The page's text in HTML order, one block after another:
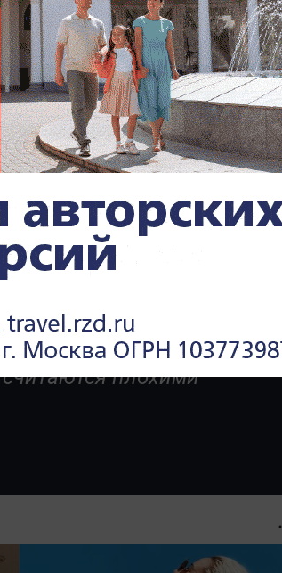
блогеров, потому
себя хорошо,
толерантность и не
Я могу
фото и не получить
Потому что мои
плохими